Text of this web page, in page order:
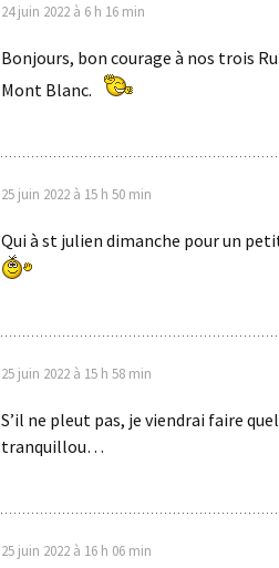
24 juin 2022 à 6 h 16 min
Bonjours, bon courage à nos trois
Mont Blanc.
25 juin 2022 à 15 h 50 min
Qui à st julien dimanche pour un
25 juin 2022 à 15 h 58 min
S’il ne pleut pas, je viendrai faire
tranquillou…
25 juin 2022 à 16 h 06 min